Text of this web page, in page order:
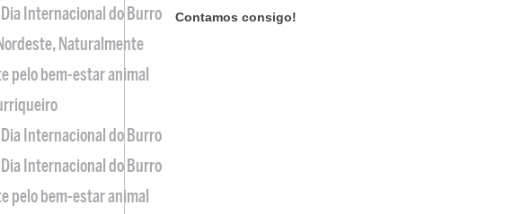
Contamos consigo!
Dia Internacional do Burro
Naturalmente
pelo bem-estar animal
Dia Internacional do Burro
Dia Internacional do Burro
pelo bem-estar animal